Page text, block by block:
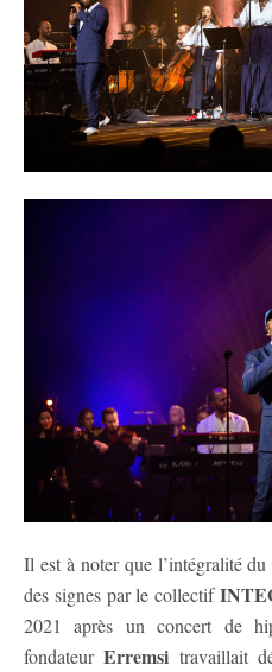
Il est à noter que l’intégralité
des signes par le collectif
2021 après un concert de
fondateurErremsi travaillait